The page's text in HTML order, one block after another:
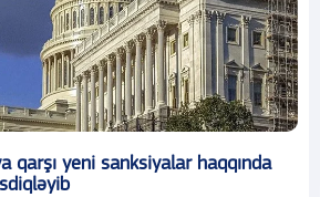
qarşı yeni sanksiyalar haqqında